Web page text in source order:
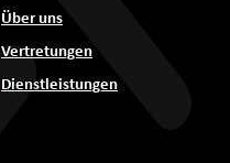
Über uns
Vertretungen
Dienstleistungen